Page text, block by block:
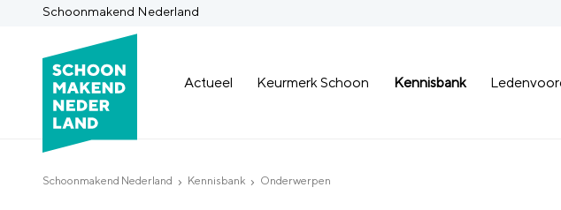
Schoonmakend Nederland
Actueel Keurmerk Schoon Kennisbank
Schoonmakend Nederland Kennisbank Onderwerpen